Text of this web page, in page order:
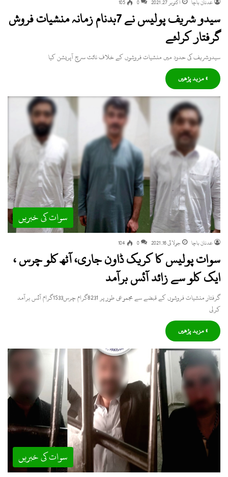
عدنان باچا اکتوبر 27, 2021 0
105
سیدو شریف پولیس نے 7بدنام زمانہ منشیات فروش
گرفتار کرلئے
سیدوشریف کی حدود میں منشیات فروشوں کے خلاف نائٹ سرچ آپریشن کیا
» مزید پڑھیں
سوات کی خبریں
عدنان باچا جولائی 16, 2021 0
104
سوات پولیس کا کریک ڈاون جاری، آٹھ کلو چرس ،
ایک کلو سے زائد آئس برآمد
گرفتار منشیات فروشوں کے قبضے سے مجموعی طور پر 8231گرام چرس1533گرام آئس برآمد
کرلی
» مزید پڑھیں
سوات کی خبریں